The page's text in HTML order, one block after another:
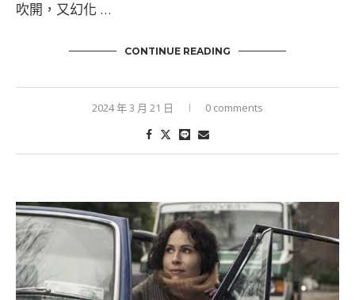
吹開，又幻化 …
CONTINUE READING
2024 年 3 月 21 日 0 comments